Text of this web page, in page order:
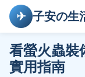
✈ 子安の生
看螢火蟲裝
實用指南